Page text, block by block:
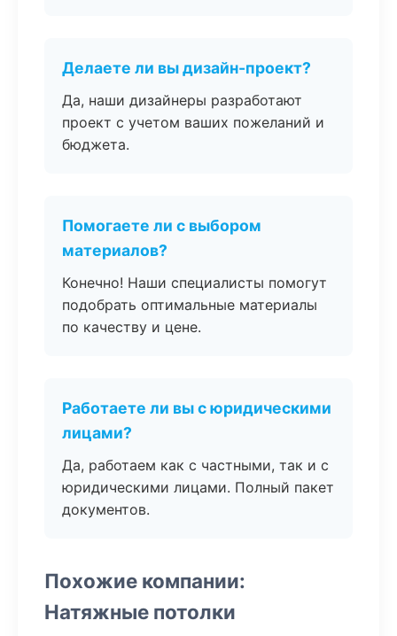
Делаете ли вы дизайн-проект?
Да, наши дизайнеры разработают
проект с учетом ваших пожеланий и
бюджета.
Помогаете ли с выбором
материалов?
Конечно! Наши специалисты помогут
подобрать оптимальные материалы
по качеству и цене.
Работаете ли вы с юридическими
лицами?
Да, работаем как с частными, так и с
юридическими лицами. Полный пакет
документов.
Похожие компании:
Натяжные потолки